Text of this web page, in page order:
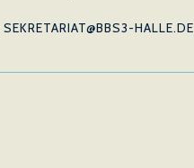
SEKRETARIAT@BBS3-HALLE.DE